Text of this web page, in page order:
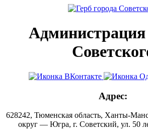
Администрация
Адрес:
628242, Тюменская область, Ханты-
округ — Югра, г. Советский, ул. 50